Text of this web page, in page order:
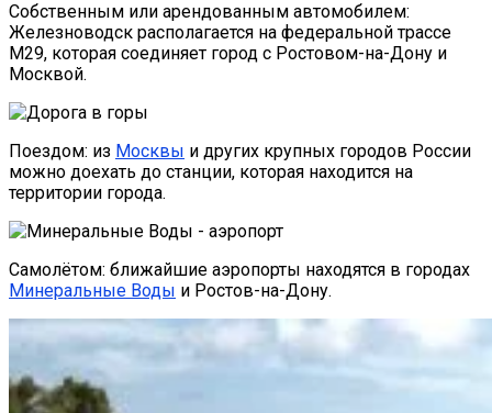
Собственным или арендованным автомобилем:
Железноводск располагается на федеральной трассе
М29, которая соединяет город с Ростовом-на-Дону и
Москвой.
Поездом: из Москвы и других крупных городов России
можно доехать до станции, которая находится на
территории города.
Самолётом: ближайшие аэропорты находятся в городах
Минеральные Воды и Ростов-на-Дону.